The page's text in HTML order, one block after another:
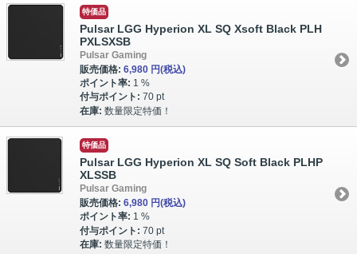
特価品
Pulsar LGG Hyperion XL SQ Xsoft Black PLH
PXLSXSB
Pulsar Gaming
販売価格: 6,980 円(税込)
ポイント率: 1 %
付与ポイント: 70 pt
在庫: 数量限定特価！
特価品
Pulsar LGG Hyperion XL SQ Soft Black PLHP
XLSSB
Pulsar Gaming
販売価格: 6,980 円(税込)
ポイント率: 1 %
付与ポイント: 70 pt
在庫: 数量限定特価！